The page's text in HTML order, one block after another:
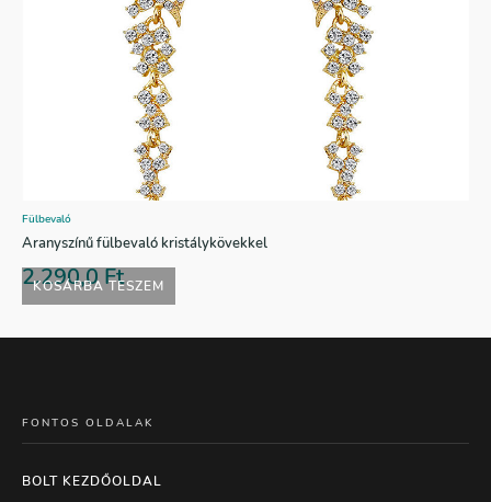
KOSÁRBA TESZEM
Fülbevaló
Aranyszínű fülbevaló kristálykövekkel
2.290,0Ft
FONTOS OLDALAK
BOLT KEZDŐOLDAL